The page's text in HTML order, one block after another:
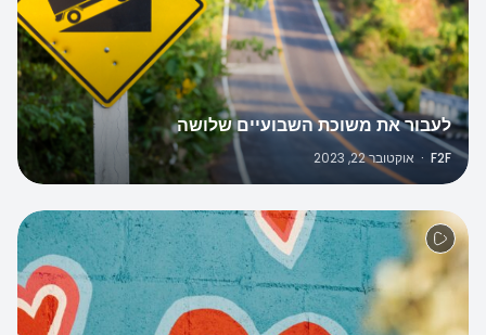
לעבור את משוכת השבועיים שלושה
F2F
· אוקטובר 22, 2023